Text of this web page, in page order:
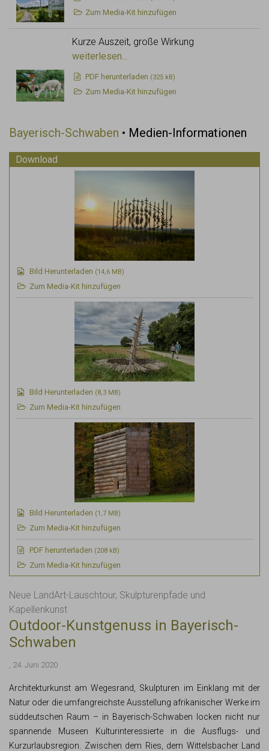
Zum Media-Kit hinzufügen
Kurze Auszeit, große Wirkung
weiterlesen...
PDF herunterladen (325 kB)
Zum Media-Kit hinzufügen
Bayerisch-Schwaben • Medien-Informationen
Download
Bild Herunterladen (14,6 MB)
Zum Media-Kit hinzufügen
Bild Herunterladen (8,3 MB)
Zum Media-Kit hinzufügen
Bild Herunterladen (1,7 MB)
Zum Media-Kit hinzufügen
PDFherunterladen (208 kB)
Zum Media-Kit hinzufügen
Neue LandArt-Lauschtour, Skulpturenpfade und
Kapellenkunst
Outdoor-Kunstgenuss in Bayerisch-
Schwaben
, 24. Juni 2020
Architekturkunst am Wegesrand, Skulpturen im Einklang mit der
Natur oder die umfangreichste Ausstellung afrikanischer Werke im
süddeutschen Raum – in Bayerisch-Schwaben locken nicht nur
spannende Museen Kulturinteressierte in die Ausflugs- und
Kurzurlaubsregion. Zwischen dem Ries, dem Wittelsbacher Land